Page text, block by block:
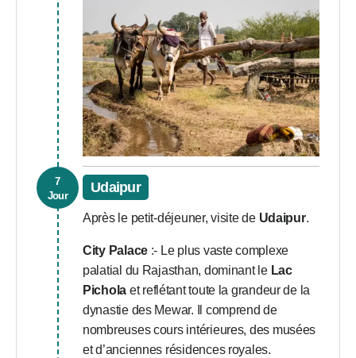
7
Jour
Udaipur
Après le petit-déjeuner, visite de Udaipur.
City Palace :- Le plus vaste complexe
palatial du Rajasthan, dominant le Lac
Pichola et reflétant toute la grandeur de la
dynastie des Mewar. Il comprend de
nombreuses cours intérieures, des musées
et d’anciennes résidences royales.